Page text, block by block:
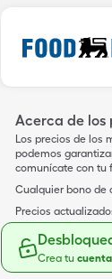
Acerca de los
Los precios de los
podemos
comunícate con tu
Cualquier bono de
Precios
Crea tu